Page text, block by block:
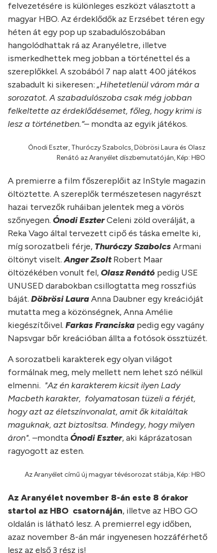
felvezetésére is különleges eszközt választott a
magyar HBO. Az érdeklődők az Erzsébet téren egy
héten át egy pop up szabadulószobában
hangolódhattak rá az Aranyéletre, illetve
ismerkedhettek meg jobban a történettel és a
szereplőkkel. A szobából 7 nap alatt 400 játékos
szabadult ki sikeresen: „Hihetetlenül várom már a
sorozatot. A szabadulószoba csak még jobban
felkeltette az érdeklődésemet, főleg, hogy krimi is
lesz a történetben.”– mondta az egyik játékos.
Ónodi Eszter, Thuróczy Szabolcs, Döbrösi Laura és Olasz
Renátó az Aranyélet díszbemutatóján, Kép: HBO
A premierre a film főszereplőit az InStyle magazin
öltöztette. A szereplők természetesen nagyrészt
hazai tervezők ruháiban jelentek meg a vörös
szőnyegen. ÓnodiEszterCeleni zöld overálját, a
Reka Vago által tervezett cipő és táska emelte ki,
míg sorozatbeli férje, ThuróczySzabolcsArmani
öltönyt viselt.AngerZsoltRobert Maar
öltözékében vonult fel,OlaszRenátó pedig USE
UNUSED darabokban csillogtatta meg rosszfiús
báját. DöbrösiLauraAnna Daubner egy kreációját
mutatta meg a közönségnek, Anna Amélie
kiegészítőivel. FarkasFranciska pedig egy vagány
Napsvgar bőr kreációban állta a fotósok össztüzét.
A sorozatbeli karakterek egy olyan világot
formálnak meg, mely mellett nem lehet szó nélkül
elmenni. "Az én karakterem kicsit ilyen Lady
Macbeth karakter, folyamatosan tüzeli a férjét,
hogy azt az életszínvonalat, amit ők kitaláltak
maguknak, azt biztosítsa. Mindegy, hogy milyen
áron". –mondtaÓnodi Eszter, aki káprázatosan
ragyogott az esten.
Az Aranyélet című új magyar tévésorozat stábja, Kép: HBO
Az Aranyélet november 8-án este 8 órakor
startol az HBO csatornáján, illetve az HBO GO
oldalán is látható lesz. A premierrel egy időben,
azaz november 8-án már ingyenesen hozzáférhető
lesz az első 3 rész is!